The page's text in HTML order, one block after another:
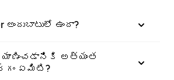
అందుబాటులో ఉందా?
అత్యంత
ఏమిటి?